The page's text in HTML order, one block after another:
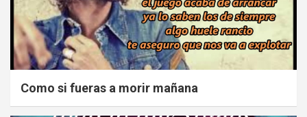
Como si fueras a morir mañana